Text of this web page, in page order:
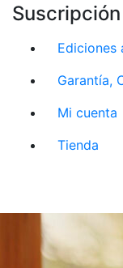
Suscripción
Ediciones
Garantía,
Mi cuenta
Tienda